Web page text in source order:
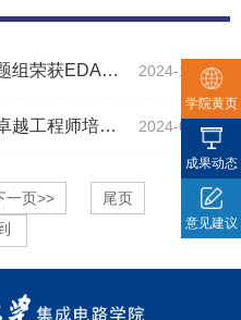
集成电路学院卓成、孙奇课题组荣获EDA国际顶级会议ICCAD最佳论文奖 2024-10-28
院士说｜产学研深度融合的卓越工程师培养体系 2024-04-03
一页>>
尾页
学院黄页
成果动态
意见建议